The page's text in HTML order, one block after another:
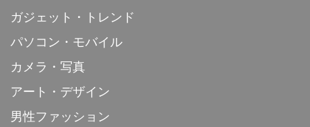
ガジェット・トレンド
パソコン・モバイル
カメラ・写真
アート・デザイン
男性ファッション